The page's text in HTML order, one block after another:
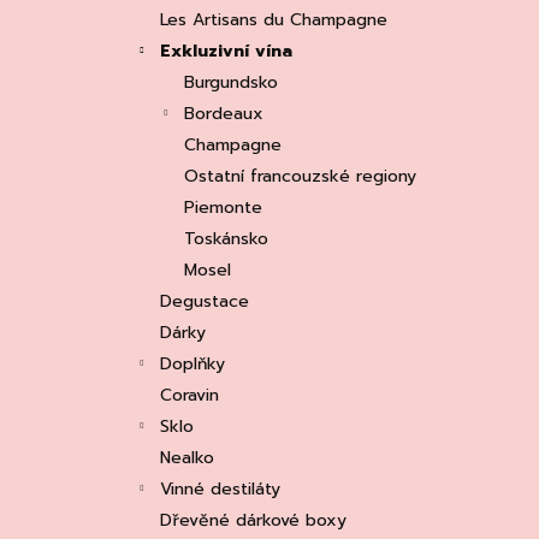
Les Artisans du Champagne
Exkluzivní vína
Burgundsko
Bordeaux
Champagne
Ostatní francouzské regiony
Piemonte
Toskánsko
Mosel
Degustace
Dárky
Doplňky
Coravin
Sklo
Nealko
Vinné destiláty
Dřevěné dárkové boxy
ASOLO PROSECCO SUPERIORE DOCG
BRUT, MARTIGNAGO
253 Kč
Původně: 335 Kč